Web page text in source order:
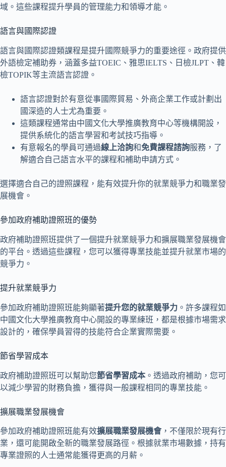
域。這些課程提升學員的管理能力和領導才能。
語言與國際認證
語言與國際認證類課程是提升國際競爭力的重要途徑。政府提供
外語檢定補助券，涵蓋多益TOEIC、雅思IELTS、日檢JLPT、韓
檢TOPIK等主流語言認證。
語言認證對於有意從事國際貿易、外商企業工作或計劃出
國深造的人士尤為重要。
這類課程通常由中國文化大學推廣教育中心等機構開設，
提供系統化的語言學習和考試技巧指導。
有意報名的學員可通過線上洽詢和免費課程諮詢服務，了
解適合自己語言水平的課程和補助申請方式。
選擇適合自己的證照課程，能有效提升你的就業競爭力和職業發
展機會。
參加政府補助證照班的優勢
政府補助證照班提供了一個提升就業競爭力和擴展職業發展機會
的平台。透過這些課程，您可以獲得專業技能並提升就業市場的
競爭力。
提升就業競爭力
參加政府補助證照班能夠顯著提升您的就業競爭力 。許多課程如
中國文化大學推廣教育中心開設的專業練班，都是根據市場需求
設計的，確保學員習得的技能符合企業實際需要。
節省學習成本
政府補助證照班可以幫助您節省學習成本 。透過政府補助，您可
以減少學習的財務負擔，獲得與一般課程相同的專業技能。
擴展職業發展機會
參加政府補助證照班能有效擴展職業發展機會，不僅限於現有行
業，還可能開啟全新的職業發展路徑。根據就業市場數據，持有
專業證照的人士通常能獲得更高的月薪。